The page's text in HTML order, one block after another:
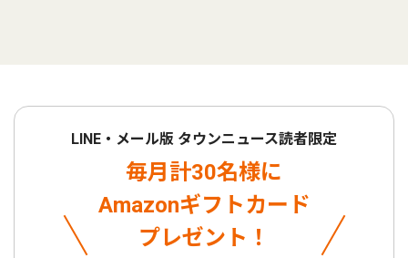
LINE・メール版 タウンニュース読者限定
毎月計30名様に
Amazonギフトカード
プレゼント！